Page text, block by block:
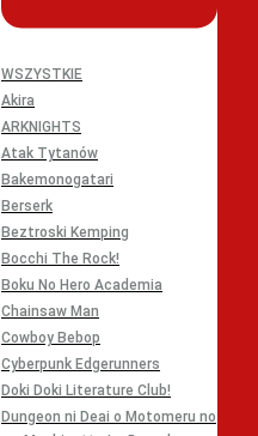
WSZYSTKIE
Akira
ARKNIGHTS
Atak Tytanów
Bakemonogatari
Berserk
Beztroski Kemping
Bocchi The Rock!
Boku No Hero Academia
Chainsaw Man
Cowboy Bebop
Cyberpunk Edgerunners
Doki Doki Literature Club!
Dungeon ni Deai o Motomeru no